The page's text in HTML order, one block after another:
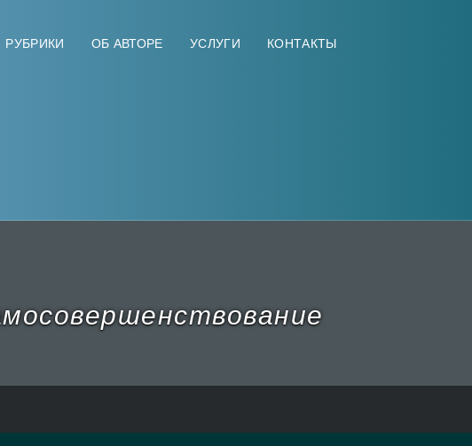
РУБРИКИ ОБ АВТОРЕ УСЛУГИ КОНТАКТЫ